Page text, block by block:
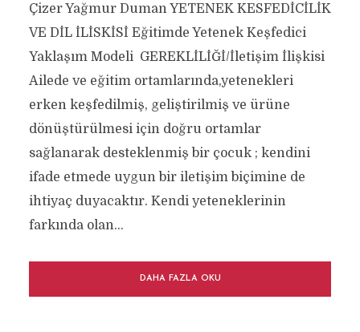
Çizer Yağmur Duman YETENEK KESFEDİCİLİK
VE DİL İLİSKİSİ Eğitimde Yetenek Keşfedici
Yaklaşım Modeli GEREKLİLİĞİ/İletişim İlişkisi
Ailede ve eğitim ortamlarında,yetenekleri
erken keşfedilmiş, geliştirilmiş ve ürüne
dönüştürülmesi için doğru ortamlar
sağlanarak desteklenmiş bir çocuk ; kendini
ifade etmede uygun bir iletişim biçimine de
ihtiyaç duyacaktır. Kendi yeteneklerinin
farkında olan...
DAHA FAZLA OKU